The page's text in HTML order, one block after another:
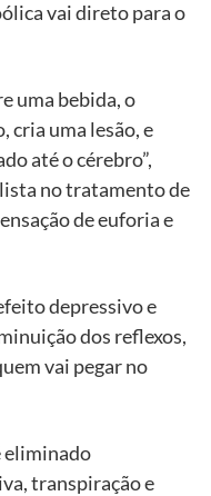
vai direto para o
uma bebida, o
cria uma lesão, e
até o cérebro”,
no tratamento de
de euforia e
depressivo e
dos reflexos,
vai pegar no
eliminado
transpiração e